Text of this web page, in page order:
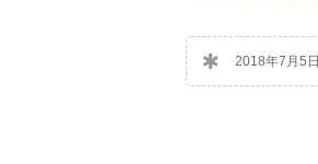
2018年7月5日